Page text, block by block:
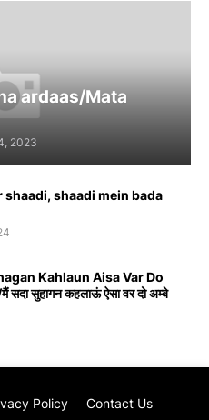
ardaas/Mata
2023
shaadi, shaadi mein bada
Kahlaun Aisa Var Do
सुहागन कहलाऊं ऐसा वर दो अम्बे
Policy Contact Us